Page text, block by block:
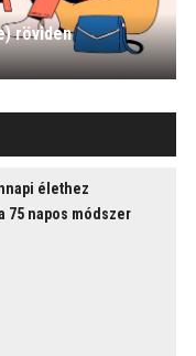
röviden
élethez
75 napos módszer